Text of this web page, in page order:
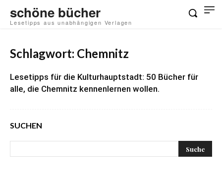
schöne bücher
Lesetipps aus unabhängigen Verlagen
Schlagwort: Chemnitz
Lesetipps für die Kulturhauptstadt: 50 Bücher für
alle, die Chemnitz kennenlernen wollen.
SUCHEN